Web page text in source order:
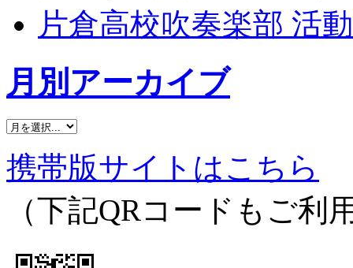
片倉高校吹奏楽部 活
月別アーカイブ
携帯版サイトはこちら
（下記QRコードもご利